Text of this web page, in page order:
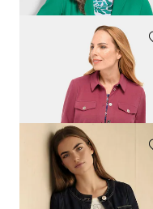
Veste chemisier
69,00 CHF169,00 CHF
BETTY BARCLAY
Veste en jean féminine, sans col
71,97 CHF
159,95 CHF